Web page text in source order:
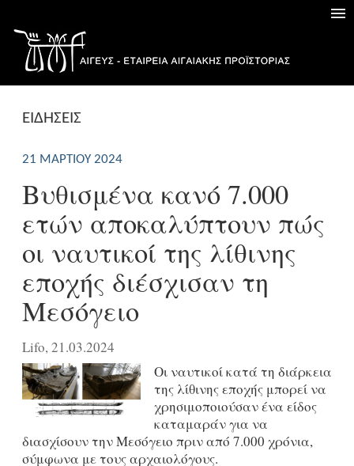
ΕΙΔΗΣΕΙΣ
21 ΜΑΡΤΊΟΥ 2024
Βυθισμένα κανό 7.000
ετών αποκαλύπτουν πώς
οι ναυτικοί της λίθινης
εποχής διέσχισαν τη
Μεσόγειο
Lifo, 21.03.2024
Οι ναυτικοί κατά τη διάρκεια
της λίθινης εποχής μπορεί να
χρησιμοποιούσαν ένα είδος
καταμαράν για να
διασχίσουν την Μεσόγειο πριν από 7.000 χρόνια,
σύμφωνα με τους αρχαιολόγους.